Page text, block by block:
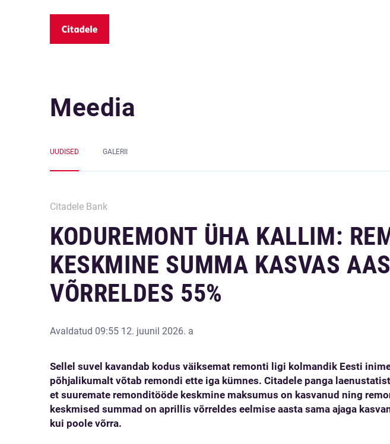
Meedia
UUDISED GALERII
Citadele Bank
KODUREMONT ÜHA KALLIM:
KESKMINE SUMMA KASVAS
VÕRRELDES 55%
Avaldatud 09:55 12. juunil 2026. a
Sellel suvel kavandab kodus väiksemat remonti ligi kolmandik Eesti
põhjalikumalt võtab remondi ette iga kümnes. Citadele panga
et suuremate remonditööde keskmine maksumus on kasvanud ning
keskmised summad on aprillis võrreldes eelmise aasta sama ajaga
kui poole võrra.